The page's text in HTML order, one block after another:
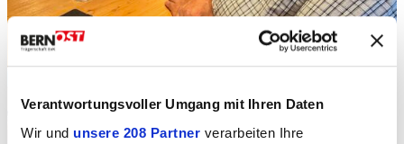
Verantwortungsvoller Umgang mit Ihren Daten
Wir und unsere 208 Partner verarbeiten Ihre